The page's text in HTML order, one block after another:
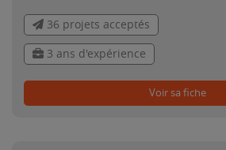
36 projets acceptés
3 ans d'expérience
Voir sa fiche